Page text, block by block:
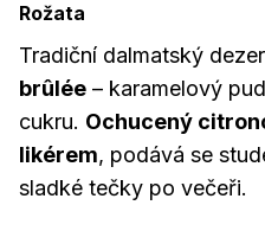
Rožata
Tradiční dalmatský
brûlée – karamelový
cukru. Ochucený
likérem, podává se
sladké tečky po večeři.